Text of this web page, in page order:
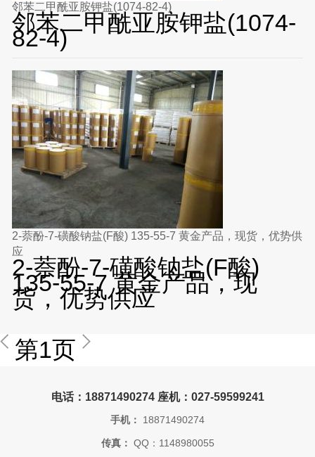
邻苯二甲酰亚胺钾盐(1074-82-4)
邻苯二甲酰亚胺钾盐(1074-
82-4)
2-萘酚-7-磺酸钠盐(F酸) 135-55-7 黄金产品，现货，优势供
应
2-萘酚-7-磺酸钠盐(F酸)
135-55-7 黄金产品，现
货，优势供应
第1页
电话：18871490274 座机：027-59599241
手机： 18871490274
传真： QQ：1148980055